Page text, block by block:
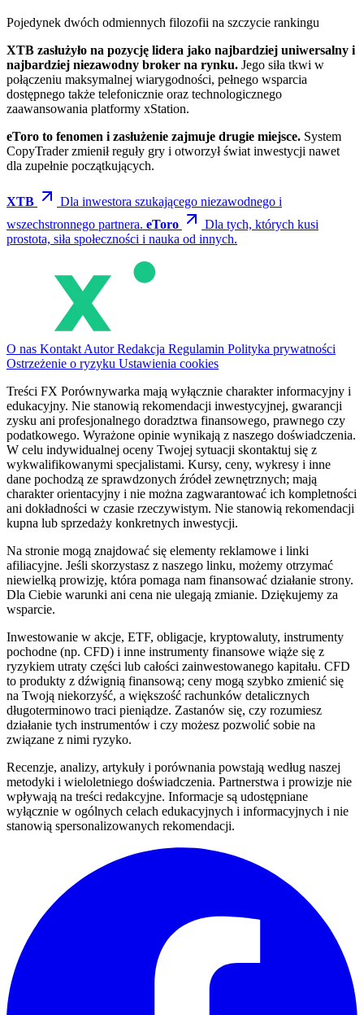
Pojedynek dwóch odmiennych filozofii na szczycie rankingu
XTB zasłużyło na pozycję lidera jako najbardziej uniwersalny i
najbardziej niezawodny broker na rynku. Jego siła tkwi w
połączeniu maksymalnej wiarygodności, pełnego wsparcia
dostępnego także telefonicznie oraz technologicznego
zaawansowania platformy xStation.
eToro to fenomen i zasłużenie zajmuje drugie miejsce. System
CopyTrader zmienił reguły gry i otworzył świat inwestycji nawet
dla zupełnie początkujących.
XTB
Dla inwestora szukającego niezawodnego i
wszechstronnego partnera. eToro
Dla tych, których kusi
prostota, siła społeczności i nauka od innych.
O nas Kontakt AutorRedakcja Regulamin Polityka prywatności
Ostrzeżenie o ryzyku Ustawienia cookies
Treści FX Porównywarka mają wyłącznie charakter informacyjny i
edukacyjny. Nie stanowią rekomendacji inwestycyjnej, gwarancji
zysku ani profesjonalnego doradztwa finansowego, prawnego czy
podatkowego. Wyrażone opinie wynikają z naszego doświadczenia.
W celu indywidualnej oceny Twojej sytuacji skontaktuj się z
wykwalifikowanymi specjalistami. Kursy, ceny, wykresy i inne
dane pochodzą ze sprawdzonych źródeł zewnętrznych; mają
charakter orientacyjny i nie można zagwarantować ich kompletności
ani dokładności w czasie rzeczywistym. Nie stanowią rekomendacji
kupna lub sprzedaży konkretnych inwestycji.
Na stronie mogą znajdować się elementy reklamowe i linki
afiliacyjne. Jeśli skorzystasz z naszego linku, możemy otrzymać
niewielką prowizję, która pomaga nam finansować działanie strony.
Dla Ciebie warunki ani cena nie ulegają zmianie. Dziękujemy za
wsparcie.
Inwestowanie w akcje, ETF, obligacje, kryptowaluty, instrumenty
pochodne (np. CFD) i inne instrumenty finansowe wiąże się z
ryzykiem utraty części lub całości zainwestowanego kapitału. CFD
to produkty z dźwignią finansową; ceny mogą szybko zmienić się
na Twoją niekorzyść, a większość rachunków detalicznych
długoterminowo traci pieniądze. Zastanów się, czy rozumiesz
działanie tych instrumentów i czy możesz pozwolić sobie na
związane z nimi ryzyko.
Recenzje, analizy, artykuły i porównania powstają według naszej
metodyki i wieloletniego doświadczenia. Partnerstwa i prowizje nie
wpływają na treści redakcyjne. Informacje są udostępniane
wyłącznie w ogólnych celach edukacyjnych i informacyjnych i nie
stanowią spersonalizowanych rekomendacji.